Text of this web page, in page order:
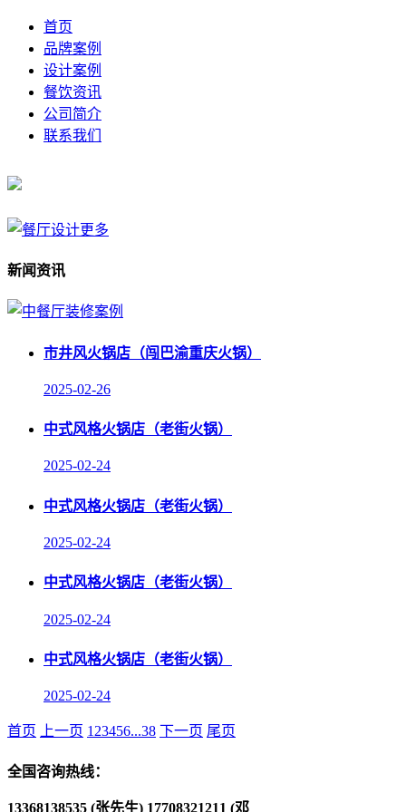
首页
品牌案例
设计案例
餐饮资讯
公司简介
联系我们
新闻资讯
市井风火锅店（闯巴渝重庆火锅）
2025-02-26
中式风格火锅店（老街火锅）
2025-02-24
中式风格火锅店（老街火锅）
2025-02-24
中式风格火锅店（老街火锅）
2025-02-24
中式风格火锅店（老街火锅）
2025-02-24
首页 上一页 1 23456...38 下一页 尾页
全国咨询热线：
13368138535 (张先生) 17708321211 (邓